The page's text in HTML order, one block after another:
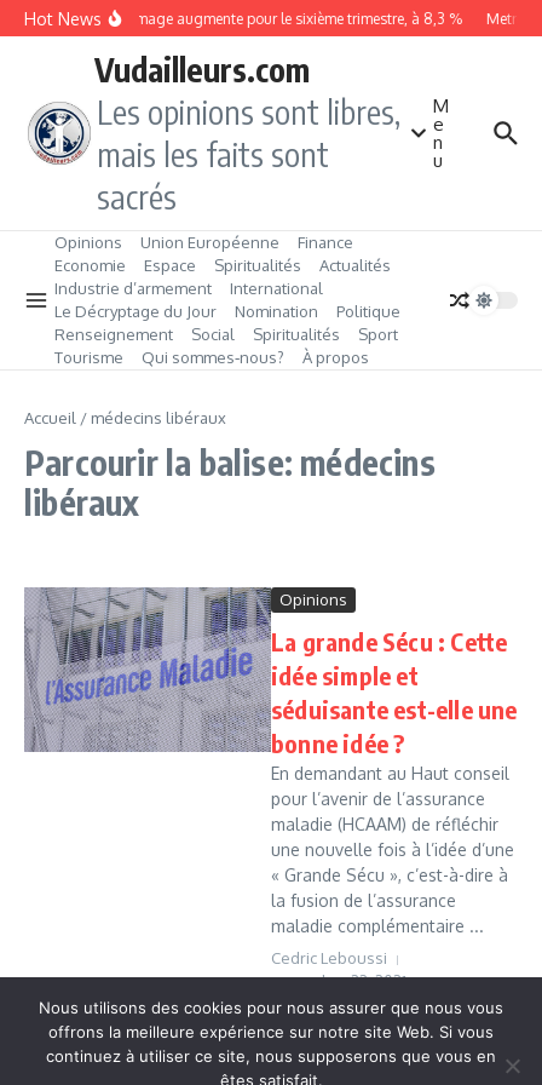
Aller au contenu
Hot NewsLe chômage augmente pour le sixième trimestre, à 8,3 %
Vudailleurs.com
Les opinions sont libres,
mais les faits sont
sacrés
M
e
n
u
Opinions Union Européenne
Finance
Economie
Espace Spiritualités
Actualités
Industrie d’armement
International
Le Décryptage du Jour
Nomination
Politique
Renseignement
Social Spiritualités
Sport
Tourisme
Qui sommes‑nous? À propos
Accueil / médecins libéraux
Parcourir la balise: médecins
libéraux
Opinions
La grande Sécu : Cette
idée simple et
séduisante est-elle une
bonne idée ?
En demandant au Haut conseil
pour l’avenir de l’assurance
maladie (HCAAM) de réfléchir
une nouvelle fois à l’idée d’une
« Grande Sécu », c’est-à-dire à
la fusion de l’assurance
maladie complémentaire ...
Cedric Leboussi
novembre 22, 2021
Read More
Nous utilisons des cookies pour nous assurer que nous vous
offrons la meilleure expérience sur notre site Web. Si vous
continuez à utiliser ce site, nous supposerons que vous en
êtes satisfait.